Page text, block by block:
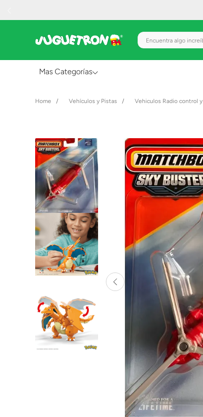
Encuentra algo
Mas Categorías
Creatividad y Arte
Figuras de Acción
Gadgets y Electrónicos
Juegos de Mesa
Lanzadores
Muñecas
Construcción
Vehículos y Pistas
Vehículos y Pistas Vehiculos Radio control